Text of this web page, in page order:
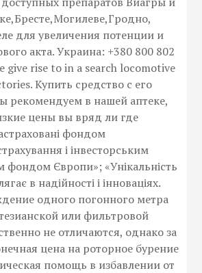
для увеличения потенции и
акта. Украина: +380 800 802
give rise to in a search locomotive
Купить средство с его
рекомендуем в нашей аптеке,
цены вы вряд ли где
фондом
і інвесторським
фондом Європи»; «Унікальність
в надійності і інноваціях.
одного погонного метра
или фильтровой
не отличаются, однако за
цена на роторное бурение
помощь в избавлении от